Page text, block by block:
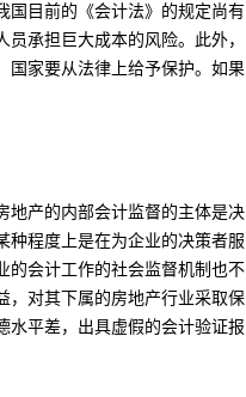
国目前的《会计法》的规定尚有
承担巨大成本的风险。此外，
国家要从法律上给予保护。如果
地产的内部会计监督的主体是决
种程度上是在为企业的决策者服
的会计工作的社会监督机制也不
，对其下属的房地产行业采取保
水平差，出具虚假的会计验证报